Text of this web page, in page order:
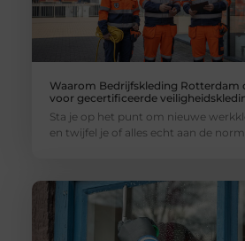
Waarom Bedrijfskleding Rotterdam
voor gecertificeerde
Sta je op het punt om nieuwe
en twijfel je of alles echt aan de